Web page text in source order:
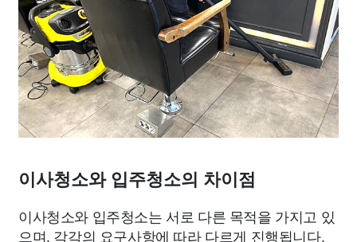
이사청소와 입주청소의 차이점
이사청소와 입주청소는 서로 다른 목적을 가지고 있
으며, 각각의 요구사항에 따라 다르게 진행됩니다.